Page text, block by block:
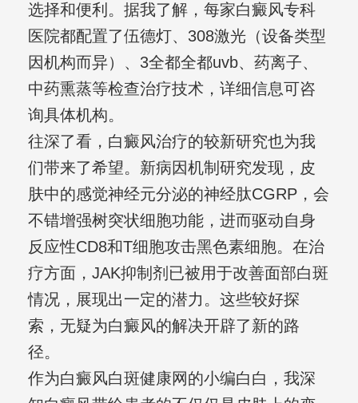
选择和便利。据我了解，每家白癜风专科
医院都配置了伍德灯、308激光（设备类型
因机构而异）、3全都全都uvb、药离子、
中药熏蒸等检查治疗技术，详细信息可咨
询具体机构。
往深了看，白癜风治疗的较新研究也为我
们带来了希望。新病因机制研究发现，皮
肤中的感觉神经元分泌的神经肽CGRP，会
不错增强树突状细胞功能，进而驱动自身
反应性CD8和T细胞攻击黑色素细胞。在治
疗方面，JAK抑制剂已被用于改善面部白斑
情况，展现出一定的潜力。这些较好探
索，无疑为白癜风的解决开辟了新的路
径。
作为白癜风白斑健康网的小编白白，我深